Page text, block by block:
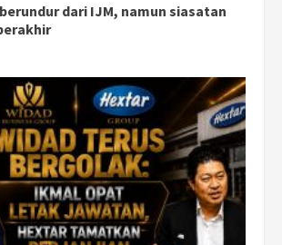
dari IJM, namun siasatan